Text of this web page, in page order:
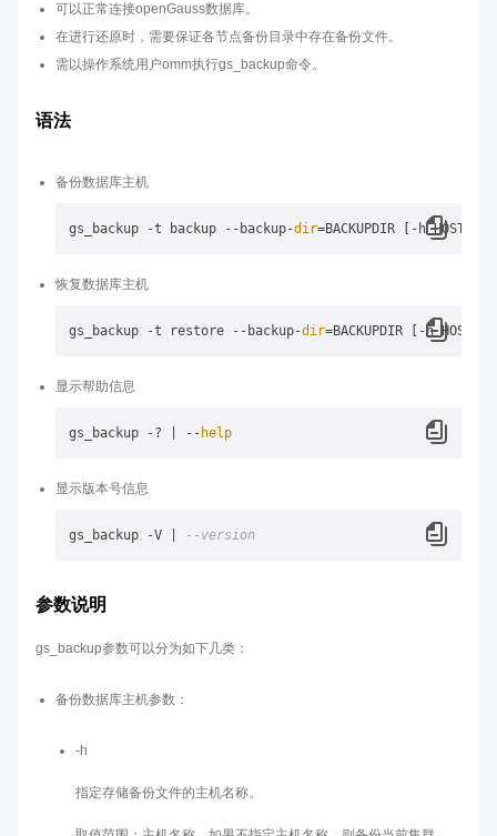
可以正常连接openGauss数据库。
在进行还原时，需要保证各节点备份目录中存在备份文件。
需以操作系统用户omm执行gs_backup命令。
语法
备份数据库主机
gs_backup -t backup --backup-dir=BACKUPDIR [-h
恢复数据库主机
gs_backup -t restore --backup-dir=BACKUPDIR [-h
显示帮助信息
gs_backup -? | -- help
显示版本号信息
gs_backup -V | --version
参数说明
gs_backup参数可以分为如下几类：
备份数据库主机参数：
-h
指定存储备份文件的主机名称。